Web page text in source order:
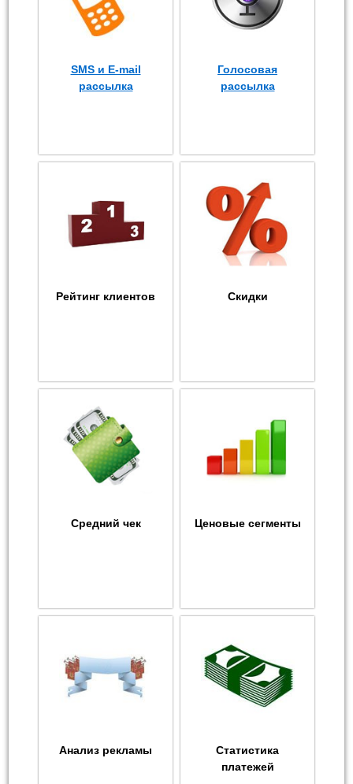
SMS и E-mail
рассылка
Голосовая
рассылка
Рейтинг клиентов Скидки
Средний чек Ценовые сегменты
Анализ рекламы
Статистика
платежей